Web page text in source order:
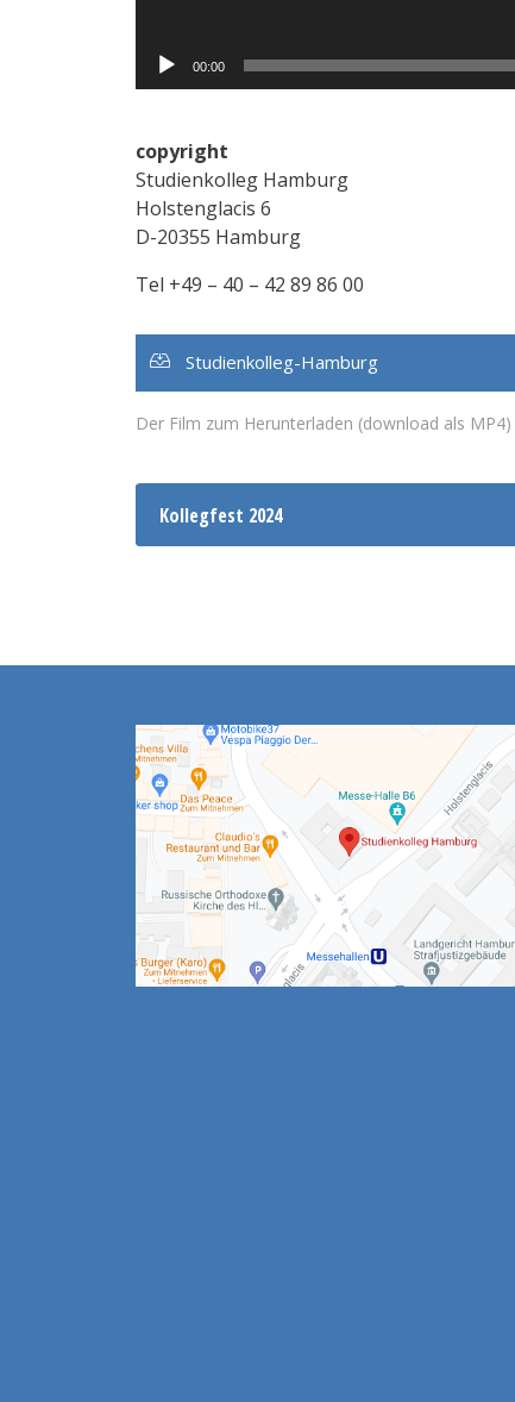
00:00
copyright
Studienkolleg Hamburg
Holstenglacis 6
D-20355 Hamburg
Tel +49 – 40 – 42 89 86 00
Studienkolleg-Hamburg
Der Film zum Herunterladen (download als MP4)
Kollegfest 2024